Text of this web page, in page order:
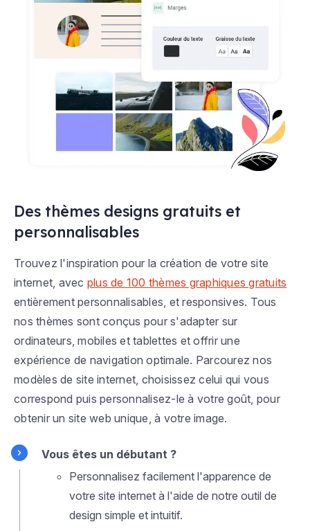
Des thèmes designs gratuits et
personnalisables
Trouvez l'inspiration pour la création de votre site
internet, avec plus de 100 thèmes graphiques gratuits
entièrement personnalisables, et responsives. Tous
nos thèmes sont conçus pour s'adapter sur
ordinateurs, mobiles et tablettes et offrir une
expérience de navigation optimale. Parcourez nos
modèles de site internet, choisissez celui qui vous
correspond puis personnalisez-le à votre goût, pour
obtenir un site web unique, à votre image.
Vous êtes un débutant ?
Personnalisez facilement l'apparence de
votre site internet à l'aide de notre outil de
design simple et intuitif.